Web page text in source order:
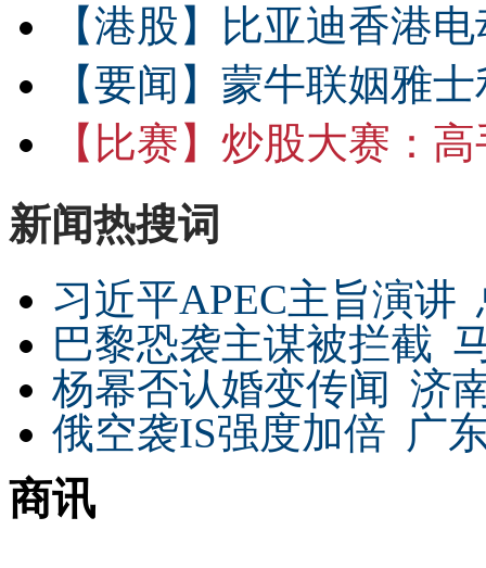
【港股】
比亚迪香港
【要闻】 蒙牛联姻雅
【比赛】 炒股大赛：高
新闻热搜词
习近平APEC主旨演讲
巴黎恐袭主谋被拦截
杨幂否认婚变传闻 济
俄空袭IS强度加倍 广
商讯